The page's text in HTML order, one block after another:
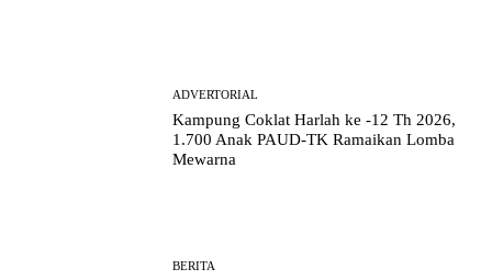
ADVERTORIAL
Kampung Coklat Harlah ke -12 Th 2026,
1.700 Anak PAUD-TK Ramaikan Lomba
Mewarna
BERITA